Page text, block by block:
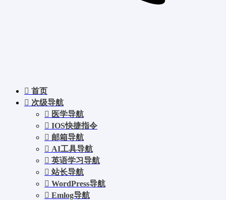
首页
次级导航
医学导航
IOS快捷指令
邮箱导航
AI工具导航
英语学习导航
站长导航
WordPress导航
Emlog导航